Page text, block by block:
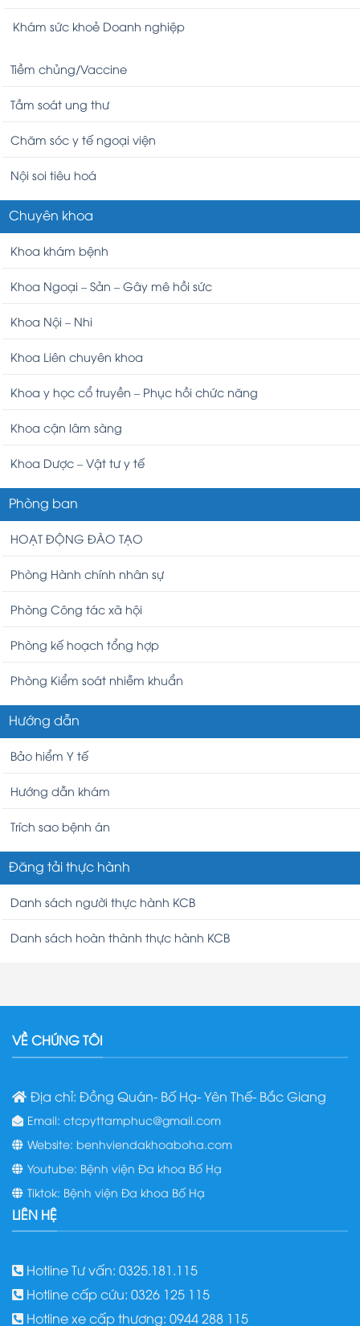
Khám sức khoẻ Doanh nghiệp
Tiềm chủng/Vaccine
Tầm soát ung thư
Chăm sóc y tế ngoại viện
Nội soi tiêu hoá
Chuyên khoa
Khoa khám bệnh
Khoa Ngoại – Sản – Gây mê hồi sức
Khoa Nội – Nhi
Khoa Liên chuyên khoa
Khoa y học cổ truyền – Phục hồi chức năng
Khoa cận lâm sàng
Khoa Dược – Vật tư y tế
Phòng ban
HOẠT ĐỘNG ĐÀO TẠO
Phòng Hành chính nhân sự
Phòng Công tác xã hội
Phòng kế hoạch tổng hợp
Phòng Kiểm soát nhiễm khuẩn
Hướng dẫn
Bảo hiểm Y tế
Hướng dẫn khám
Trích sao bệnh án
Đăng tải thực hành
Danh sách người thực hành KCB
Danh sách hoàn thành thực hành KCB
VỀ CHÚNG TÔI
Địa chỉ: Đồng Quán- Bố Hạ- Yên Thế- Bắc Giang
Email: ctcpyttamphuc@gmail.com
Website: benhviendakhoaboha.com
Youtube: Bệnh viện Đa khoa Bố Hạ
Tiktok: Bệnh viện Đa khoa Bố Hạ
LIÊN HỆ
Hotline Tư vấn: 0325.181.115
Hotline cấp cứu: 0326 125 115
Hotline xe cấp thương: 0944 288 115